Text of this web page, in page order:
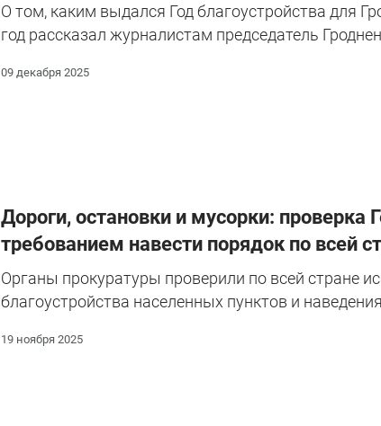
О том, каким выдался Год благоустройства для
год рассказал журналистам председатель
09 декабря 2025
Дороги, остановки и мусорки: проверка
требованием навести порядок по всей
Органы прокуратуры проверили по всей стране
благоустройства населенных пунктов и
19 ноября 2025